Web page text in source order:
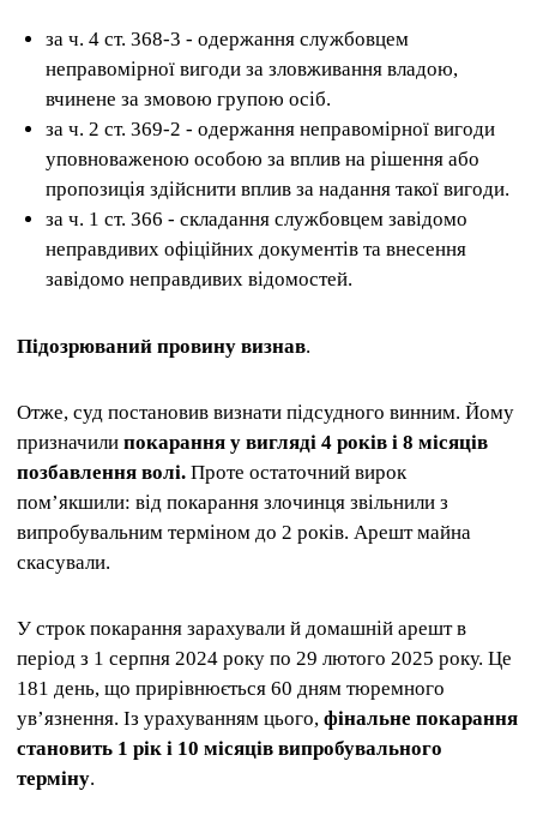
за ч. 4 ст. 368-3 - одержання службовцем
неправомірної вигоди за зловживання владою,
вчинене за змовою групою осіб.
за ч. 2 ст. 369-2 - одержання неправомірної вигоди
уповноваженою особою за вплив на рішення або
пропозиція здійснити вплив за надання такої вигоди.
за ч. 1 ст. 366 - складання службовцем завідомо
неправдивих офіційних документів та внесення
завідомо неправдивих відомостей.
Підозрюваний провину визнав.
Отже, суд постановив визнати підсудного винним. Йому
призначили покарання у вигляді 4 років і 8 місяців
позбавлення волі. Проте остаточний вирок
пом’якшили: від покарання злочинця звільнили з
випробувальним терміном до 2 років. Арешт майна
скасували.
У строк покарання зарахували й домашній арешт в
період з 1 серпня 2024 року по 29 лютого 2025 року. Це
181 день, що прирівнюється 60 дням тюремного
ув’язнення. Із урахуванням цього, фінальне покарання
становить 1 рік і 10 місяців випробувального
терміну.